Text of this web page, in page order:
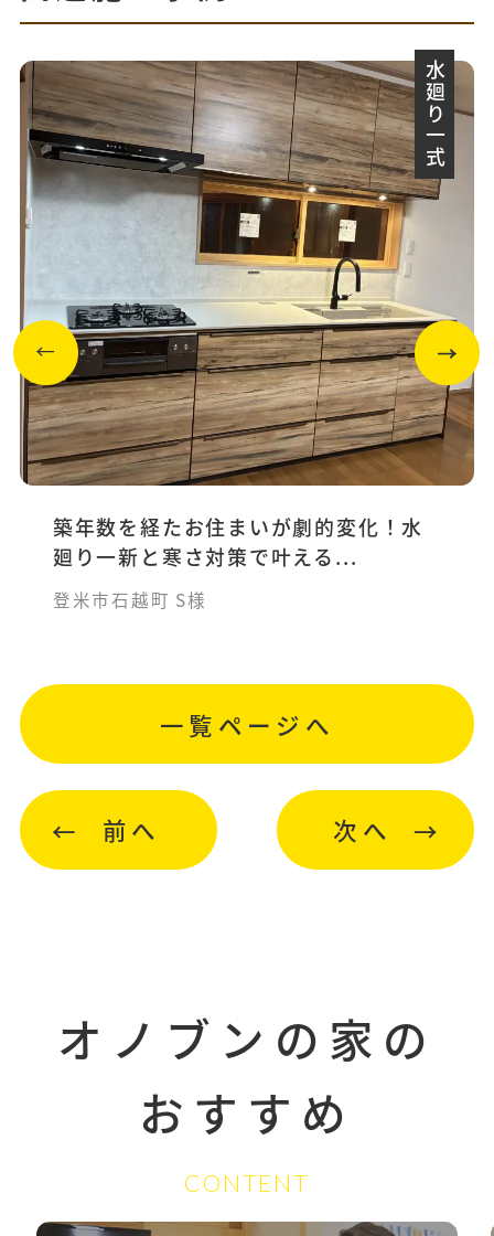
水廻り一式
築年数を経たお住まいが劇的変化！水
廻り一新と寒さ対策で叶える...
登米市石越町 S様
前へ
一覧ページへ
次へ
オノブンの家の
おすすめ
CONTENT